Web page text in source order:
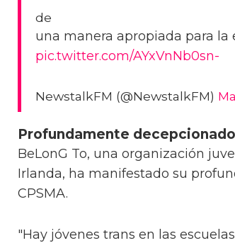
de
una manera apropiada para la
pic.twitter.com/AYxVnNb0sn-
NewstalkFM (@NewstalkFM)
Profundamente decepcionado
BeLonG To, una organización
Irlanda, ha manifestado su
CPSMA.
"Hay jóvenes trans en las